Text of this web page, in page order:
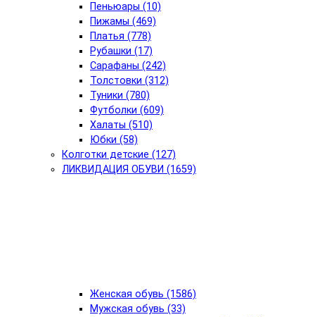
Пеньюары (10)
Пижамы (469)
Платья (778)
Рубашки (17)
Сарафаны (242)
Толстовки (312)
Туники (780)
Футболки (609)
Халаты (510)
Юбки (58)
Колготки детские (127)
ЛИКВИДАЦИЯ ОБУВИ (1659)
Женская обувь (1586)
Мужская обувь (33)